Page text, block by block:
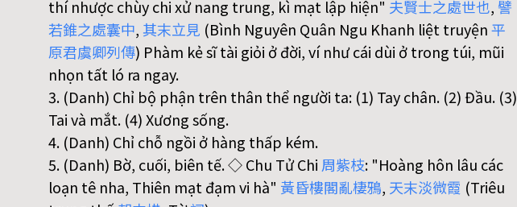
thí nhược chùy chi xử nang trung, kì mạt lập hiện" 夫賢士之處世也, 譬
若錐之處囊中, 其末立見 (Bình Nguyên Quân Ngu Khanh liệt truyện平
原君虞卿列傳) Phàm kẻ sĩ tài giỏi ở đời, ví như cái dùi ở trong túi, mũi
nhọn tất ló ra ngay.
3. (Danh) Chỉ bộ phận trên thân thể người ta: (1) Tay chân. (2) Đầu. (3)
Tai và mắt. (4) Xương sống.
4. (Danh) Chỉ chỗ ngồi ở hàng thấp kém.
5. (Danh) Bờ, cuối, biên tế. ◇ Chu Tử Chi 周紫枝: "Hoàng hôn lâu các
loạn tê nha, Thiên mạt đạm vi hà" 黃昏樓閣亂棲鴉, 天末淡微霞 (Triêu